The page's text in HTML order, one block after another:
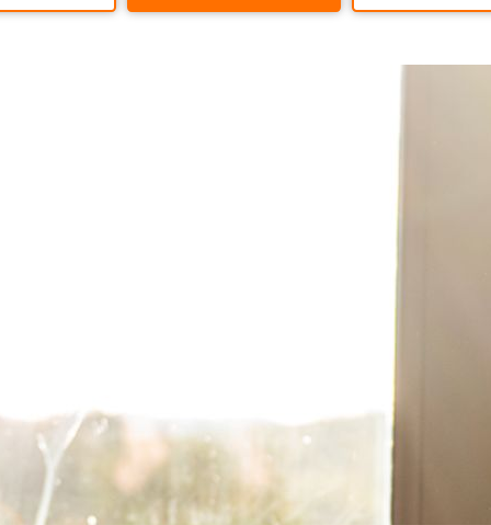
en matière d'achats inclusifs
croissance »
dédiées au développement commercial
services de networking
de nouvelles activités
pour vos projets de développement